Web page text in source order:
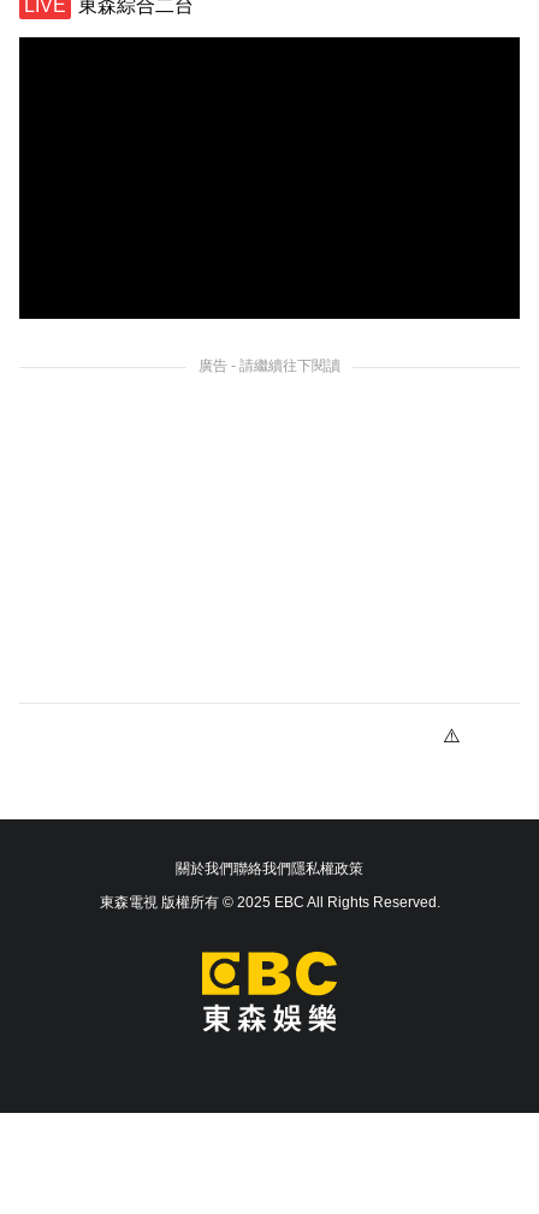
東森綜合二台
廣告 - 請繼續往下閱讀
關於我們聯絡我們隱私權政策
東森電視 版權所有 © 2025 EBC All Rights Reserved.